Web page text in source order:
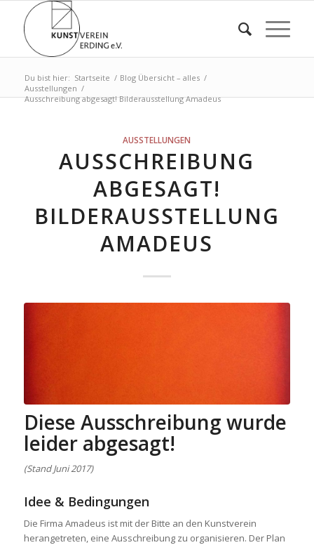
Du bist hier: Startseite / Blog Übersicht – alles /
Ausstellungen /
Ausschreibung abgesagt! Bilderausstellung Amadeus
AUSSTELLUNGEN
AUSSCHREIBUNG
ABGESAGT!
BILDERAUSSTELLUNG
AMADEUS
Diese Ausschreibung wurde
leider abgesagt!
(Stand Juni 2017)
Idee & Bedingungen
Die Firma Amadeus ist mit der Bitte an den Kunstverein
herangetreten, eine Ausschreibung zu organisieren. Der Plan